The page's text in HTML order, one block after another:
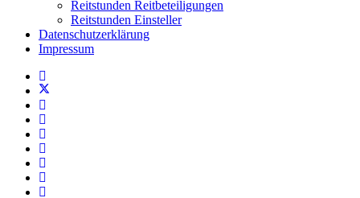
Reitstunden Reitbeteiligungen
Reitstunden Einsteller
Datenschutzerklärung
Impressum